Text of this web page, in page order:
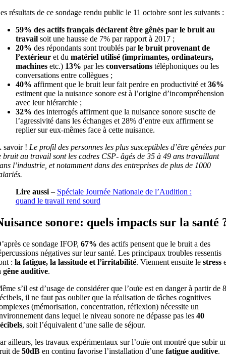
résultats de ce sondage rendu public le 11 octobre sont les suivants :
59% des actifs français déclarent être gênés par le bruit au
travail soit une hausse de 7% par rapport à 2017 ;
20% des répondants sont troublés parle bruit provenant de
l’extérieuret du matériel utilisé (imprimantes, ordinateurs,
machinesetc.) 13% par les conversationstéléphoniques ou les
conversations entre collègues ;
40% affirment que le bruit leur fait perdre en productivité et 36%
estiment que la nuisance sonore est à l’origine d’incompréhension
avec leur hiérarchie ;
32% des interrogés affirment que la nuisance sonore suscite de
l’agressivité dans les échanges et 28% d’entre eux affirment se
replier sur eux-mêmes face à cette nuisance.
savoir ! Le profil des personnes les plus susceptibles d’être gênées par
bruit au travail sont les cadres CSP- âgés de 35 à 49 ans travaillant
l’industrie, et notamment dans des entreprises de plus de 1000
Lire aussi– Spéciale Journée Nationale de l’Audition :
quand le travail rend sourd
sonore: quels impacts sur la santé
ce sondage IFOP, 67% des actifs pensent que le bruit a des
négatives sur leur santé. Les principaux troubles ressentis
: la fatigue, la lassitude et l’irritabilité. Viennent ensuite le stress
gêne auditive.
s’il est d’usage de considérer que l’ouïe est en danger à partir de
il ne faut pas oublier que la réalisation de tâches cognitives
(mémorisation, concentration, réflexion) nécessite un
dans lequel le niveau sonore ne dépasse pas les 40
, soit l’équivalent d’une salle de séjour.
ailleurs, les travaux expérimentaux sur l’ouïe ont montré que subir
de 50dBen continu favorise l’installation d’une fatigue auditive.